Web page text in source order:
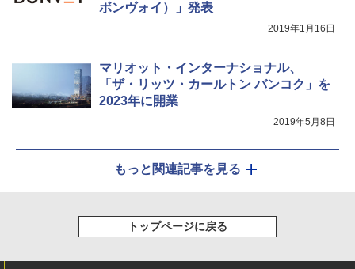
ボンヴォイ）」発表
2019年1月16日
マリオット・インターナショナル、
「ザ・リッツ・カールトン バンコク」を
2023年に開業
2019年5月8日
もっと関連記事を見る
トップページに戻る